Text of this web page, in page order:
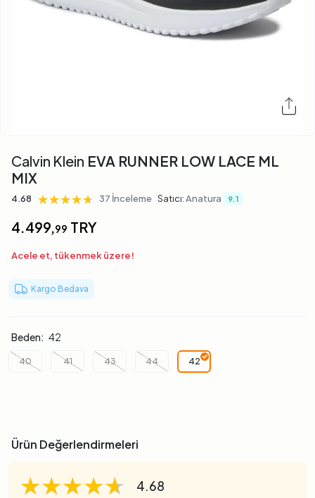
Calvin Klein EVA RUNNER LOW LACE ML
MIX
4.68 ★★★★★
★★★★★
★★★★★ 37 İnceleme Satıcı:Anatura 9.1
4.499,99 TRY
Acele et, tükenmek üzere!
Kargo Bedava
Beden: 42
40 41 43 44 42
Ürün Değerlendirmeleri
★★★★★
★★★★★
★★★★★ 4.68